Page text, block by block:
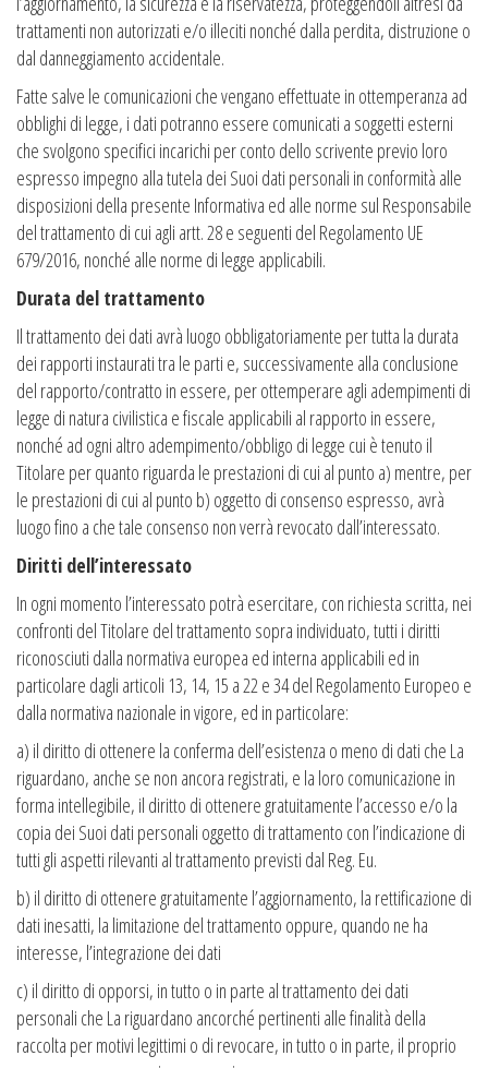
trattamenti non autorizzati e/o illeciti nonché dalla perdita, distruzione o
dal danneggiamento accidentale.
Fatte salve le comunicazioni che vengano effettuate in ottemperanza ad
obblighi di legge, i dati potranno essere comunicati a soggetti esterni
che svolgono specifici incarichi per conto dello scrivente previo loro
espresso impegno alla tutela dei Suoi dati personali in conformità alle
disposizioni della presente Informativa ed alle norme sul Responsabile
del trattamento di cui agli artt. 28 e seguenti del Regolamento UE
679/2016, nonché alle norme di legge applicabili.
Durata del trattamento
Il trattamento dei dati avrà luogo obbligatoriamente per tutta la durata
dei rapporti instaurati tra le parti e, successivamente alla conclusione
del rapporto/contratto in essere, per ottemperare agli adempimenti di
legge di natura civilistica e fiscale applicabili al rapporto in essere,
nonché ad ogni altro adempimento/obbligo di legge cui è tenuto il
Titolare per quanto riguarda le prestazioni di cui al punto a) mentre, per
le prestazioni di cui al punto b) oggetto di consenso espresso, avrà
luogo fino a che tale consenso non verrà revocato dall’interessato.
Diritti dell’interessato
In ogni momento l’interessato potrà esercitare, con richiesta scritta, nei
confronti del Titolare del trattamento sopra individuato, tutti i diritti
riconosciuti dalla normativa europea ed interna applicabili ed in
particolare dagli articoli 13, 14, 15 a 22 e 34 del Regolamento Europeo e
dalla normativa nazionale in vigore, ed in particolare:
a) il diritto di ottenere la conferma dell’esistenza o meno di dati che La
riguardano, anche se non ancora registrati, e la loro comunicazione in
forma intellegibile, il diritto di ottenere gratuitamente l’accesso e/o la
copia dei Suoi dati personali oggetto di trattamento con l’indicazione di
tutti gli aspetti rilevanti al trattamento previsti dal Reg. Eu.
b) il diritto di ottenere gratuitamente l’aggiornamento, la rettificazione di
dati inesatti, la limitazione del trattamento oppure, quando ne ha
interesse, l’integrazione dei dati
c) il diritto di opporsi, in tutto o in parte al trattamento dei dati
personali che La riguardano ancorché pertinenti alle finalità della
raccolta per motivi legittimi o di revocare, in tutto o in parte, il proprio